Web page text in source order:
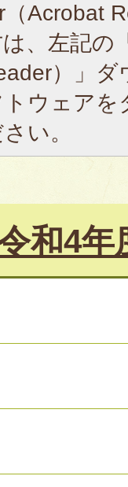
（Acrobat
、左記の
）」
ウェア
い。
和4年